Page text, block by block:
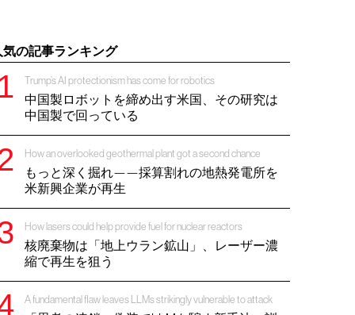
気の記事ランキング
Trump’s AI protectionism has come for robotics
中国製ロボットを締め出す米国、その研究は
中国製で回っている
How an overlooked geothermal plant got a second chance
もっと深く掘れ——採算割れの地熱発電所を
米新興企業が再生
How lasers could help provide fuel for nuclear reactors
核廃棄物は「地上ウラン鉱山」、レーザー濃
縮で再生を狙う
A fundamental flaw leaves LLMs strikingly vulnerable to attack